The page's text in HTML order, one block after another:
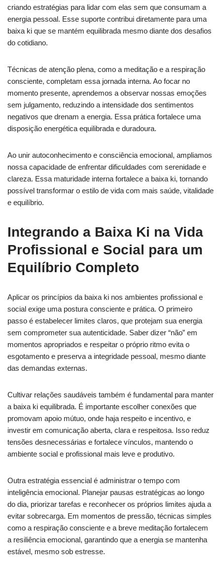
criando estratégias para lidar com elas sem que consumam a
energia pessoal. Esse suporte contribui diretamente para uma
baixa ki que se mantém equilibrada mesmo diante dos desafios
do cotidiano.
Técnicas de atenção plena, como a meditação e a respiração
consciente, completam essa jornada interna. Ao focar no
momento presente, aprendemos a observar nossas emoções
sem julgamento, reduzindo a intensidade dos sentimentos
negativos que drenam a energia. Essa prática fortalece uma
disposição energética equilibrada e duradoura.
Ao unir autoconhecimento e consciência emocional, ampliamos
nossa capacidade de enfrentar dificuldades com serenidade e
clareza. Essa maturidade interna fortalece a baixa ki, tornando
possível transformar o estilo de vida com mais saúde, vitalidade
e equilíbrio.
Integrando a Baixa Ki na Vida
Profissional e Social para um
Equilíbrio Completo
Aplicar os princípios da baixa ki nos ambientes profissional e
social exige uma postura consciente e prática. O primeiro
passo é estabelecer limites claros, que protejam sua energia
sem comprometer sua autenticidade. Saber dizer “não” em
momentos apropriados e respeitar o próprio ritmo evita o
esgotamento e preserva a integridade pessoal, mesmo diante
das demandas externas.
Cultivar relações saudáveis também é fundamental para manter
a baixa ki equilibrada. É importante escolher conexões que
promovam apoio mútuo, onde haja respeito e incentivo, e
investir em comunicação aberta, clara e respeitosa. Isso reduz
tensões desnecessárias e fortalece vínculos, mantendo o
ambiente social e profissional mais leve e produtivo.
Outra estratégia essencial é administrar o tempo com
inteligência emocional. Planejar pausas estratégicas ao longo
do dia, priorizar tarefas e reconhecer os próprios limites ajuda a
evitar sobrecarga. Em momentos de pressão, técnicas simples
como a respiração consciente e a breve meditação fortalecem
a resiliência emocional, garantindo que a energia se mantenha
estável, mesmo sob estresse.